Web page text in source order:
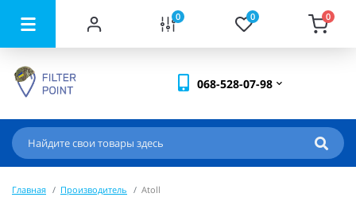
0 0 0
068-528-07-98
Главная Производитель Atoll